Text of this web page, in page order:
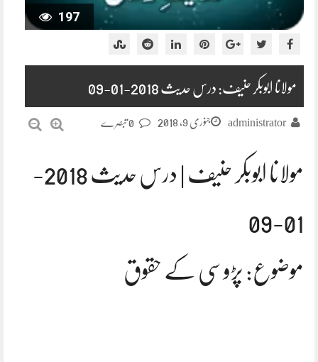
197
مولانا ابوبکر حنیف: درس حدیث 2018-01-09
administrator جنوری 9, 2018
مولانا ابوبکر حنیف | درس حدیث 2018-
01-09
موضوع: پڑوسی کے حقوق